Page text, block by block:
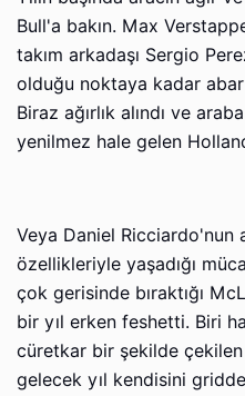
Bull'a bakın. Max
takım arkadaşı Sergio
olduğu noktaya kadar
Biraz ağırlık alındı ve
yenilmez hale gelen
Veya Daniel Ricciardo'nun
özellikleriyle yaşadığı
çok gerisinde bıraktığı
bir yıl erken feshetti. Biri
cüretkar bir şekilde çekilen
gelecek yıl kendisini